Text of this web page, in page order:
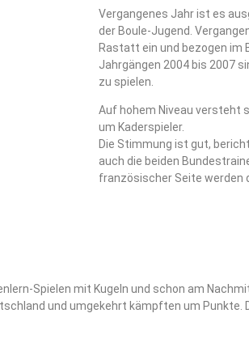
Vergangenes Jahr ist es
der Boule-Jugend.
Rastatt ein und bezogen im
Jahrgängen 2004 bis 2007
zu spielen.
Auf hohem Niveau versteht
um Kaderspieler.
Die Stimmung ist gut,
auch die beiden
französischer Seite werden
Spielen mit Kugeln und schon am
und umgekehrt kämpften um